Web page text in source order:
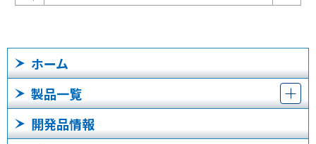
ホーム
製品一覧
開発品情報